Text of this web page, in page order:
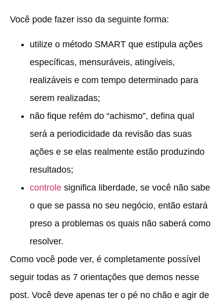
Você pode fazer isso da seguinte forma:
utilize o método SMART que estipula ações
específicas, mensuráveis, atingíveis,
realizáveis e com tempo determinado para
serem realizadas;
não fique refém do “achismo”, defina qual
será a periodicidade da revisão das suas
ações e se elas realmente estão produzindo
resultados;
controle significa liberdade, se você não sabe
o que se passa no seu negócio, então estará
preso a problemas os quais não saberá como
resolver.
Como você pode ver, é completamente possível
seguir todas as 7 orientações que demos nesse
post. Você deve apenas ter o pé no chão e agir de